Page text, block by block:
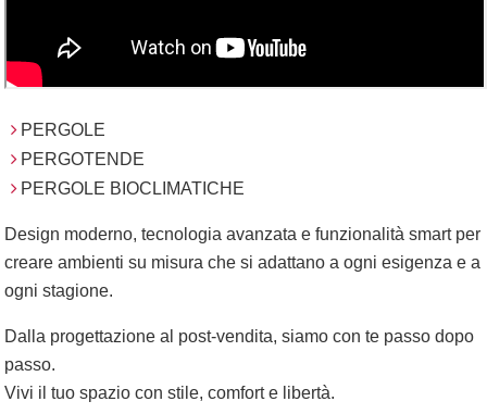
PERGOLE
PERGOTENDE
PERGOLE BIOCLIMATICHE
Design moderno, tecnologia avanzata e funzionalità smart per
creare ambienti su misura che si adattano a ogni esigenza e a
ogni stagione.
Dalla progettazione al post-vendita, siamo con te passo dopo
passo.
Vivi il tuo spazio con stile, comfort e libertà.